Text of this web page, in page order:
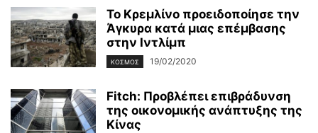
Το Κρεμλίνο προειδοποίησε την
Άγκυρα κατά μιας επέμβασης
στην Ιντλίμπ
ΚΌΣΜΟΣ 19/02/2020
Fitch: Προβλέπει επιβράδυνση
της οικονομικής ανάπτυξης της
Κίνας